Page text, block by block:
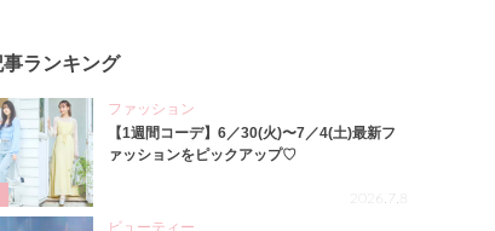
事ランキング
ファッション
【1週間コーデ】6／30(火)〜7／4(土)最新フ
ァッションをピックアップ♡
2026.7.8
ビューティー